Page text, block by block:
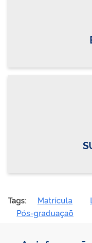
Tags: Matrícula
Pós-graduaçaõ